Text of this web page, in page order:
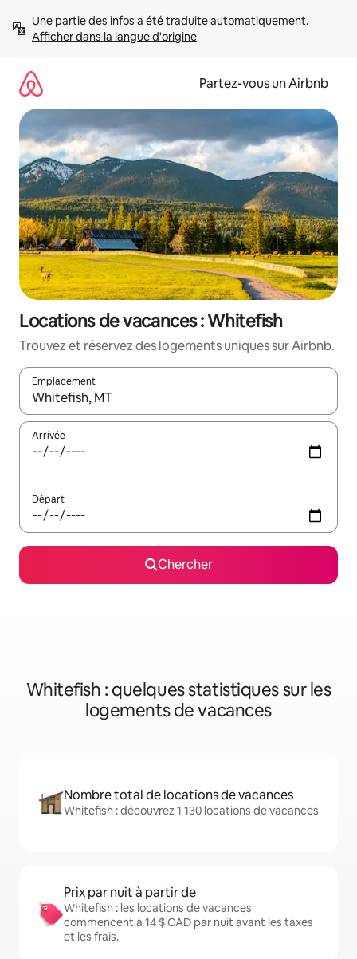
directement
Afficher dans la langue d'origine
Partez-vous un Airbnb
Locations de vacances : Whitefish
Trouvez et réservez des logements uniques sur Airbnb.
Emplacement
Quand les résultats sont affichés, parcourez-les en utilisant
Arrivée
Départ
Chercher
Whitefish : quelques statistiques sur les
logements de vacances
Nombre total de locations de vacances
Whitefish : découvrez 1 130 locations de vacances
Prix par nuit à partir de
Whitefish : les locations de vacances
commencent à 14 $ CAD par nuit avant les taxes
et les frais.